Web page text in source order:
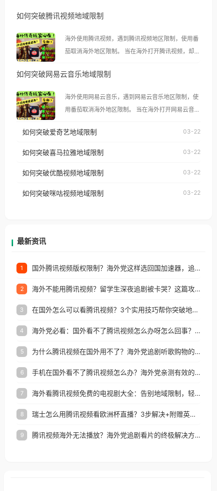
如何突破腾讯视频地域限制
海外使用腾讯视频，遇到腾讯视频地区限制，使用番
茄取消海外地区限制。 当在海外打开腾讯视频，却突
示语。 海外用户如香港、澳门、台湾、美国、加拿
像其他音乐平台一样，出现地区及版权限制问题，且
仅能在中国大陆地区播放。 遇到这个问题的朋友们，
台湾、美国、加拿大、澳大利亚、欧洲等国家和地区
权限制所困扰。
如何突破网易云音乐地域限制
海外使用网易云音乐，遇到网易云音乐地区限制，使
用番茄取消海外地区限制。 当在海外打开网易云音
播放”的提示语。 海外用户如香港、澳门、台湾、美
制问题，且仅能在中国大陆地区播放。 遇到这个问题
户收听网易云音乐地区版权限制」的问题，无论人在
如何突破爱奇艺地域限制 03-22
如何突破喜马拉雅地域限制 03-22
如何突破优酷视频地域限制 03-22
如何突破咪咕视频地域限制 03-22
最新资讯
1 国外腾讯视频版权限制？海外党这样选回国加速器，追剧听歌办事全搞定
2 海外不能用腾讯视频？留学生深夜追剧被卡哭？这篇攻略帮你一键回国看剧听歌
3 在国外怎么可以看腾讯视频？3个实用技巧帮你突破地域限制（附避坑指南）
4 海外党必看：国外看不了腾讯视频怎么办呀怎么回事？3步解决地区限制
5 为什么腾讯视频在国外用不了？海外党追剧听歌购物的终极解决方案
6 手机在国外看不了腾讯视频怎么办？海外党亲测有效的追剧自由指南
7 海外看腾讯视频免费的电视剧大全：告别地域限制，轻松追剧的实用指南
8 瑞士怎么用腾讯视频看欧洲杯直播？3步解决+附赠英国多米音乐爱奇艺省钱攻略
9 腾讯视频海外无法播放？海外党追剧看片的终极解决方案来了